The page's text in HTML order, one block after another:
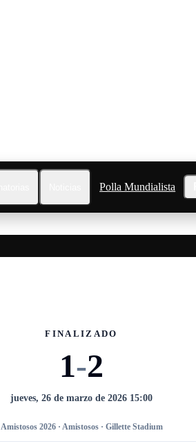
Polla Mundialista
FINALIZADO
1-2
jueves, 26 de marzo de 2026 15:00
Amistosos 2026 · Amistosos · Gillette Stadium